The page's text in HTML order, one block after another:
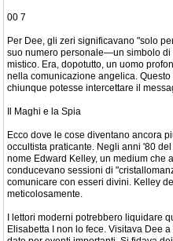
00 7
Per Dee, gli zeri significavano "solo
suo numero personale—un simbolo di
mistico. Era, dopotutto, un uomo
nella comunicazione angelica.
chiunque potesse intercettare il
Il Maghi e la Spia
Ecco dove le cose diventano ancora
occultista praticante. Negli anni '80
nome Edward Kelley, un medium che
conducevano sessioni di
comunicare con esseri divini. Kelley
meticolosamente.
I lettori moderni potrebbero liquidare
Elisabetta I non lo fece. Visitava Dee